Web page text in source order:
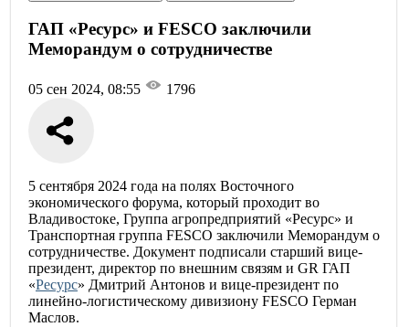
ГАП «Ресурс» и FESCO заключили
Меморандум о сотрудничестве
05 сен 2024, 08:55 1796
5 сентября 2024 года на полях Восточного
экономического форума, который проходит во
Владивостоке, Группа агропредприятий «Ресурс» и
Транспортная группа FESCO заключили Меморандум о
сотрудничестве. Документ подписали старший вице-
президент, директор по внешним связям и GR ГАП
«Ресурс» Дмитрий Антонов и вице-президент по
линейно-логистическому дивизиону FESCO Герман
Маслов.